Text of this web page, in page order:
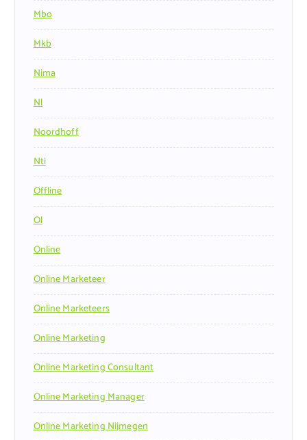
Mbo
Mkb
Nima
Nl
Noordhoff
Nti
Offline
Ol
Online
Online Marketeer
Online Marketeers
Online Marketing
Online Marketing Consultant
Online Marketing Manager
Online Marketing Nijmegen